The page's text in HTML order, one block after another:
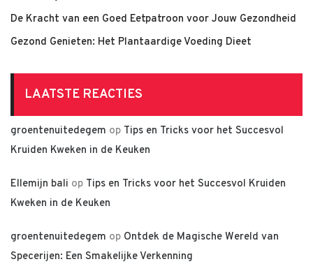
De Kracht van een Goed Eetpatroon voor Jouw Gezondheid
Gezond Genieten: Het Plantaardige Voeding Dieet
LAATSTE REACTIES
groentenuitedegem op Tips en Tricks voor het Succesvol
Kruiden Kweken in de Keuken
Ellemijn bali op Tips en Tricks voor het Succesvol Kruiden
Kweken in de Keuken
groentenuitedegem op Ontdek de Magische Wereld van
Specerijen: Een Smakelijke Verkenning